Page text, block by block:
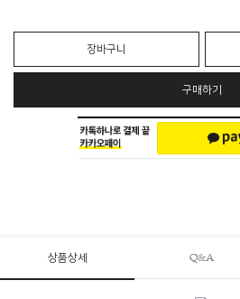
장바구니
구매하기
상품상세 Q&A